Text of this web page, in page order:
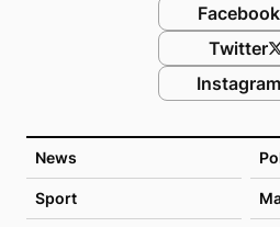
News
Sport
Facebook
Twitter
Instagram